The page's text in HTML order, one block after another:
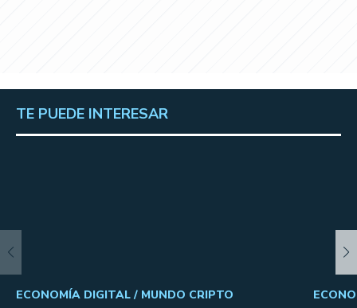
TE PUEDE INTERESAR
ECONOMÍA DIGITAL / MUNDO CRIPTO